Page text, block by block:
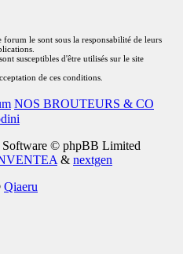
forum le sont sous la responsabilité de leurs
susceptibles d'être utilisés sur le site
de ces conditions.
NOS BROUTEURS & CO
© phpBB Limited
& nextgen
Qiaeru